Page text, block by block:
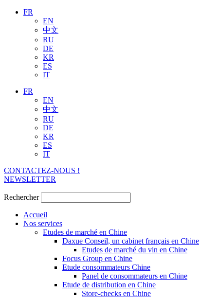
FR
EN
中文
RU
DE
KR
ES
IT
FR
EN
中文
RU
DE
KR
ES
IT
CONTACTEZ-NOUS !
NEWSLETTER
Rechercher
Accueil
Nos services
Etudes de marché en Chine
Daxue Conseil, un cabinet français en Chine
Etudes de marché du vin en Chine
Focus Group en Chine
Etude consommateurs Chine
Panel de consommateurs en Chine
Etude de distribution en Chine
Store-checks en Chine